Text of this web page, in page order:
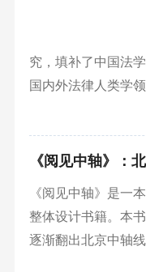
究，填补了中国法
国内外法律人类学领